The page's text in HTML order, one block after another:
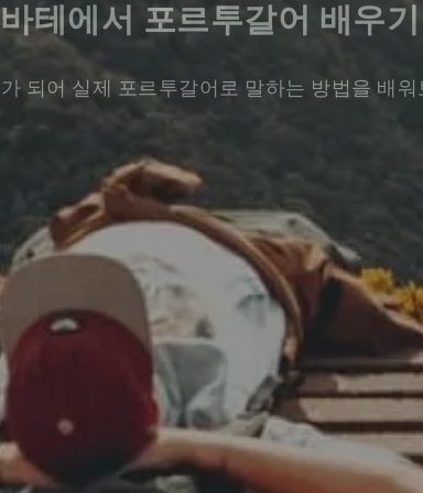
테에서 포르투갈어 배우기
되어 실제 포르투갈어로 말하는 방법을 배